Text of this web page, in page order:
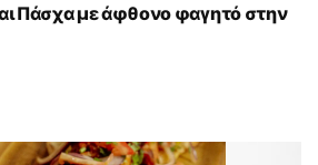
Πάσχα με άφθονο φαγητό στην